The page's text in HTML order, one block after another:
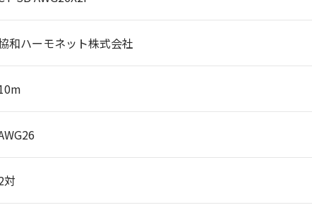
和ハーモネット株式会社
対